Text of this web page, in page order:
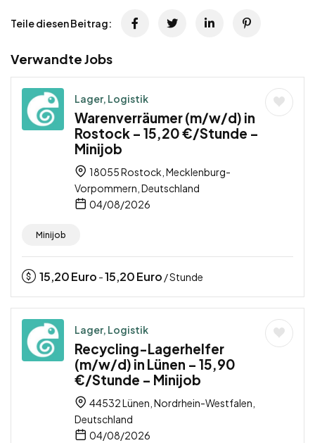
Teile diesen Beitrag:
Verwandte Jobs
Lager, Logistik
Warenverräumer (m/w/d) in
Rostock – 15,20 €/Stunde –
Minijob
18055 Rostock, Mecklenburg-
Vorpommern, Deutschland
04/08/2026
Minijob
15,20Euro -15,20Euro / Stunde
Lager, Logistik
Recycling-Lagerhelfer
(m/w/d) in Lünen – 15,90
€/Stunde – Minijob
44532 Lünen, Nordrhein-Westfalen,
Deutschland
04/08/2026